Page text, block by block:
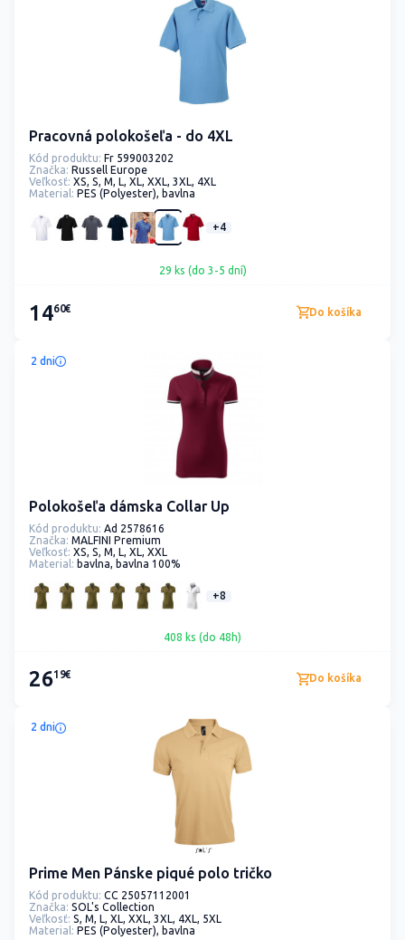
Pracovná polokošeľa - do 4XL
Kód produktu: Fr 599003202
Značka: Russell Europe
Veľkosť: XS, S, M, L, XL, XXL, 3XL, 4XL
Material: PES (Polyester), bavlna
+4
29 ks (do 3-5 dní)
1460€ Do košíka
2 dni
Polokošeľa dámska Collar Up
Kód produktu: Ad 2578616
Značka: MALFINI Premium
Veľkosť: XS, S, M, L, XL, XXL
Material: bavlna, bavlna 100%
+8
408 ks (do 48h)
2619€ Do košíka
2 dni
Prime Men Pánske piqué polo tričko
Kód produktu: CC 25057112001
Značka: SOL's Collection
Veľkosť: S, M, L, XL, XXL, 3XL, 4XL, 5XL
Material: PES (Polyester), bavlna